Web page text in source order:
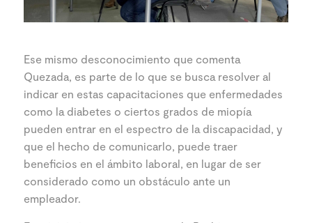
Ese mismo desconocimiento que comenta
Quezada, es parte de lo que se busca resolver al
indicar en estas capacitaciones que enfermedades
como la diabetes o ciertos grados de miopía
pueden entrar en el espectro de la discapacidad, y
que el hecho de comunicarlo, puede traer
beneficios en el ámbito laboral, en lugar de ser
considerado como un obstáculo ante un
empleador.